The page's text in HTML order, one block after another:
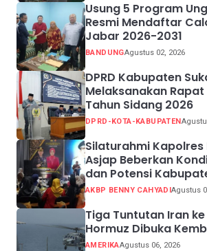
Usung 5 Program
Resmi Mendaftar
Jabar 2026-2031
BANDUNGAgustus 02, 2026
DPRD Kabupaten
Melaksanakan
Tahun Sidang 2026
DPRD-KOTA-KABUPATEN
Silaturahmi Kapolres
Asjap Beberkan
dan Potensi
AKBP BENNY CAHYADIAgustus
Tiga Tuntutan Iran ke
Hormuz Dibuka
AMERIKAAgustus 06, 2026